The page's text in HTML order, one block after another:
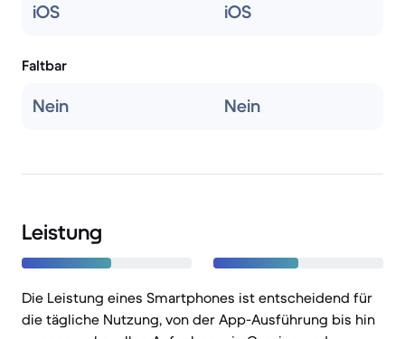
iOS iOS
Faltbar
Nein Nein
Leistung
Die Leistung eines Smartphones ist entscheidend für
die tägliche Nutzung, von der App-Ausführung bis hin